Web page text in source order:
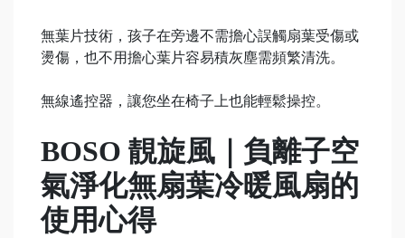
無葉片技術，孩子在旁邊不需擔心誤觸扇葉受傷或
燙傷，也不用擔心葉片容易積灰塵需頻繁清洗。
無線遙控器，讓您坐在椅子上也能輕鬆操控。
BOSO 靚旋風｜負離子空
氣淨化無扇葉冷暖風扇的
使用心得